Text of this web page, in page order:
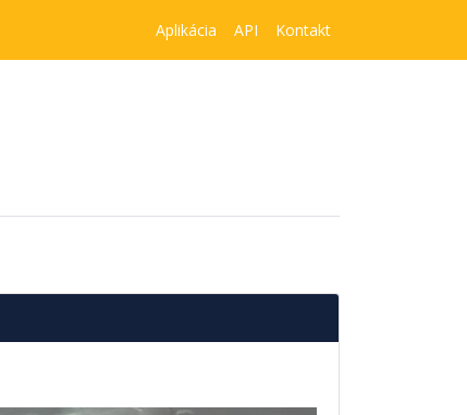
Aplikácia API Kontakt